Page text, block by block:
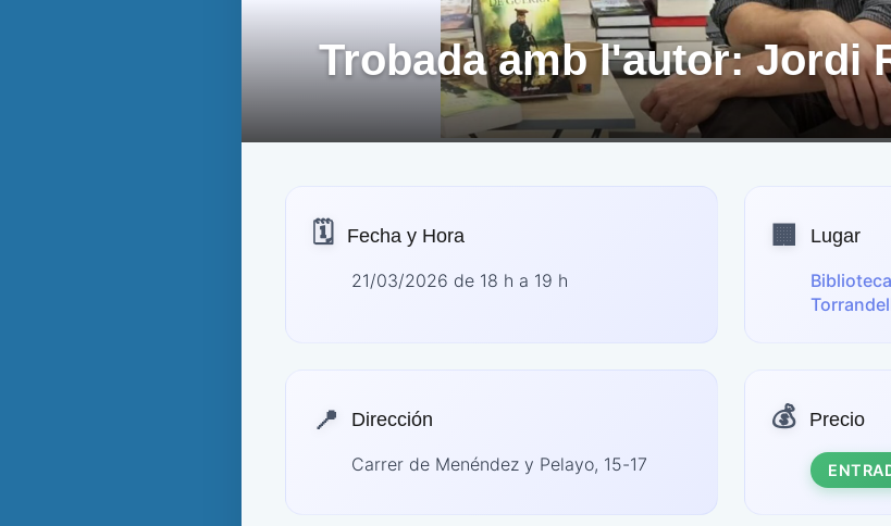
Trobada amb l'autor: Jordi
🗓️ Fecha y Hora
21/03/2026 de 18 h a 19 h
🏢 Lugar
📍 Dirección
Carrer de Menéndez y Pelayo, 15-17
💰 Precio